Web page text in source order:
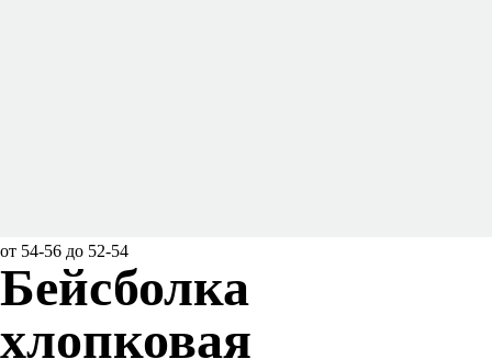
от 54-56 до 52-54
Бейсболка
хлопковая